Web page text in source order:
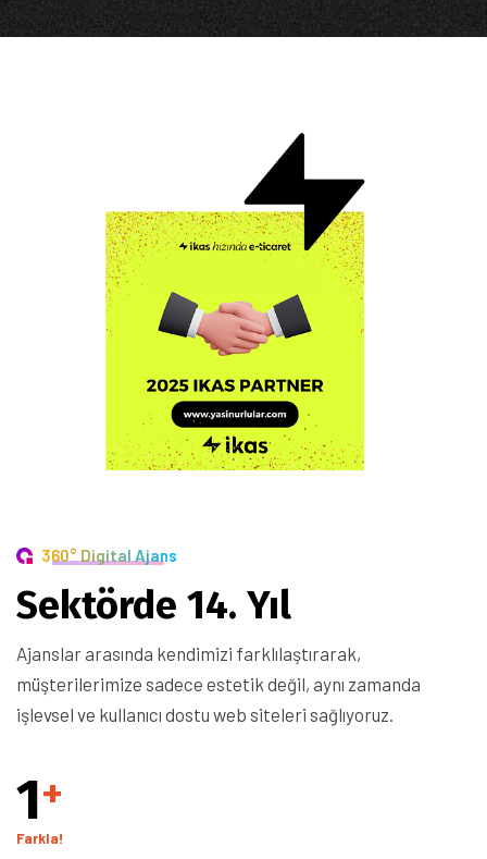
360° Digital Ajans
Sektörde 14. Yıl
Ajanslar arasında kendimizi farklılaştırarak,
müşterilerimize sadece estetik değil, aynı zamanda
işlevsel ve kullanıcı dostu web siteleri sağlıyoruz.
1+
Farkla!